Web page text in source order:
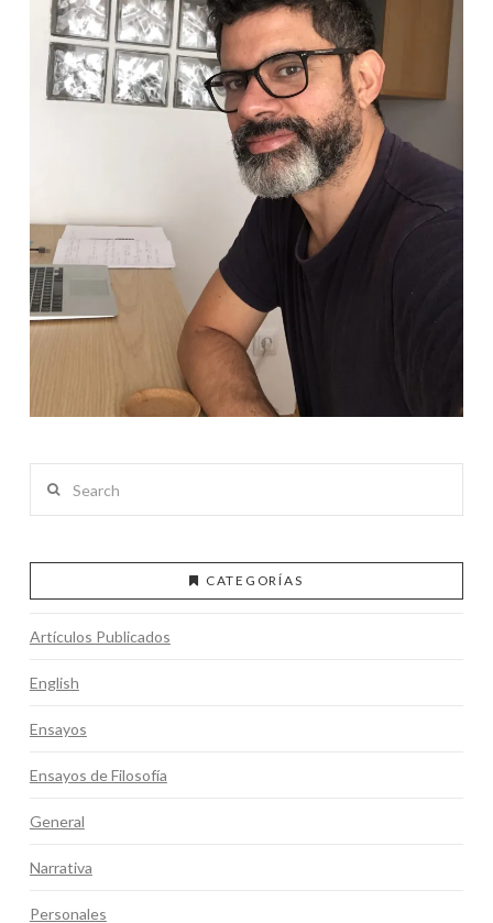
CATEGORÍAS
Artículos Publicados
English
Ensayos
Ensayos de Filosofía
General
Narrativa
Personales